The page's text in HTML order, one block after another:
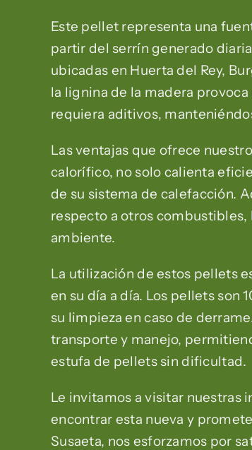
Este pellet representa una
partir del serrín generado
ubicadas en Huerta del Rey,
la lignina de la madera
requiera aditivos,
Las ventajas que ofrece
calorífico, no solo calienta
de su sistema de calefacción.
respecto a otros
ambiente.
La utilización de estos pellets
en su día a día. Los pellets son
su limpieza en caso de
transporte y manejo,
estufa de pellets sin dificultad.
Le invitamos a visitar nuestras
encontrar esta nueva y
Susaeta, nos esforzamos por